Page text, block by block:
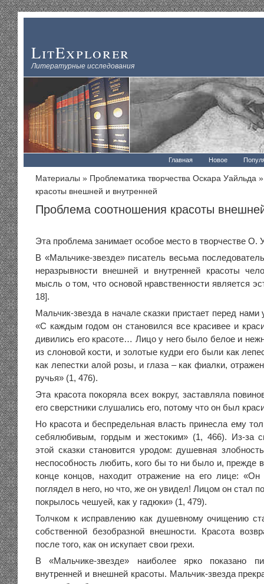
LitExplorer
Литературные исследования
Главная Новое
Материалы » Проблематика творчества Оскара Уайльда
красоты внешней и внутренней
Проблема соотношения красоты
Эта проблема занимает особое место в творчестве О.
В «Мальчике-звезде» писатель весьма
неразрывности внешней и внутренней красоты
мысль о том, что основой нравственности является
18].
Мальчик-звезда в начале сказки пристает перед
«С каждым годом он становился все красивее и
дивились его красоте… Лицо у него было белое и
из слоновой кости, и золотые кудри его были как
как лепестки алой розы, и глаза – как фиалки,
ручья» (1, 476).
Эта красота покоряла всех вокруг, заставляла
его сверстники слушались его, потому что он был
Но красота и беспредельная власть принесла ему
себялюбивым, гордым и жестоким» (1, 466). Из-за
этой сказки становится уродом: душевная
неспособность любить, кого бы то ни было и, прежде
конце концов, находит отражение на его лице:
поглядел в него, но что, же он увидел! Лицом он стал
покрылось чешуей, как у гадюки» (1, 479).
Толчком к исправлению как душевному очищению
собственной безобразной внешности. Красота
после того, как он искупает свои грехи.
В «Мальчике-звезде» наиболее ярко показано
внутренней и внешней красоты. Мальчик-звезда